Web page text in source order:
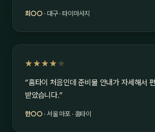
최○○ · 대구 · 타이마사지
★★★★ ★
“홈타이 처음인데 준비물 안내가 자세해서
받았습니다.”
한○○ · 서울 마포 · 홈타이